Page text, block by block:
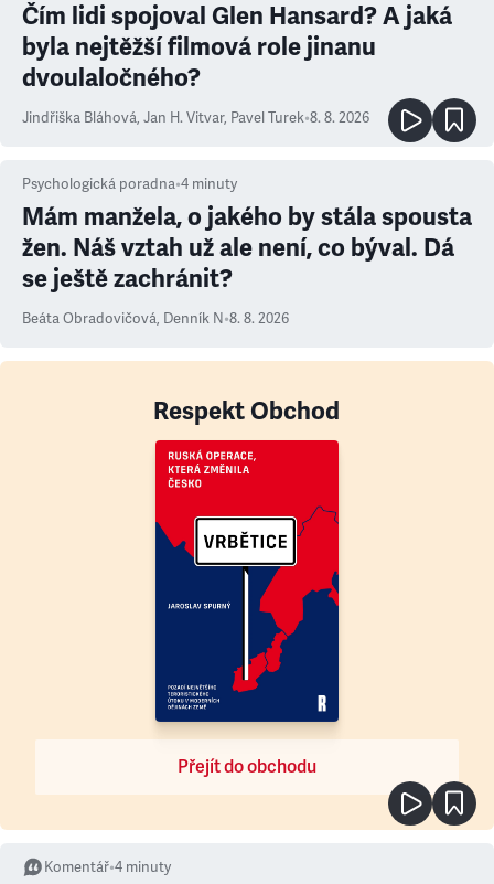
Čím lidi spojoval Glen Hansard? A jaká
byla nejtěžší filmová role jinanu
dvoulaločného?
Jindřiška Bláhová, Jan H. Vitvar, Pavel Turek•8. 8. 2026
Psychologická poradna•4 minuty
Mám manžela, o jakého by stála spousta
žen. Náš vztah už ale není, co býval. Dá
se ještě zachránit?
Beáta Obradovičová, Denník N•8. 8. 2026
Respekt Obchod
Přejít do obchodu
Komentář•4 minuty